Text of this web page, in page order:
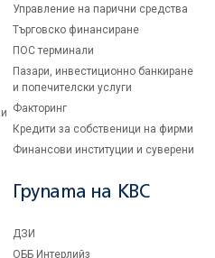
Управление на парични средства
Търговско финансиране
ПОС терминали
Пазари, инвестиционно банкиране
и попечителски услуги
Факторинг
Кредити за собственици на фирми
Финансови институции и суверени
Групата на KBC
ДЗИ
ОББ Интерлийз